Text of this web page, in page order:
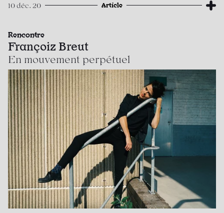
10 déc. 20 Article
Rencontre
Françoiz Breut
En mouvement perpétuel